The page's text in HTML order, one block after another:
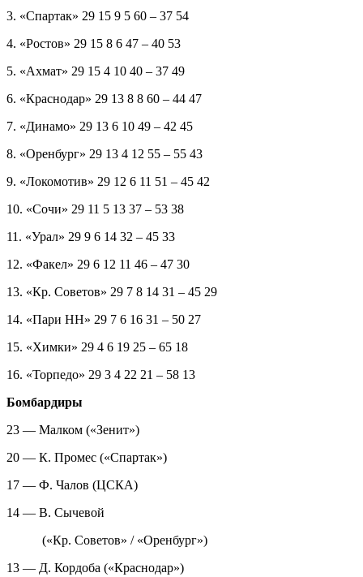
3. «Спартак» 29 15 9 5 60 – 37 54
4. «Ростов» 29 15 8 6 47 – 40 53
5. «Ахмат» 29 15 4 10 40 – 37 49
6. «Краснодар» 29 13 8 8 60 – 44 47
7. «Динамо» 29 13 6 10 49 – 42 45
8. «Оренбург» 29 13 4 12 55 – 55 43
9. «Локомотив» 29 12 6 11 51 – 45 42
10. «Сочи» 29 11 5 13 37 – 53 38
11. «Урал» 29 9 6 14 32 – 45 33
12. «Факел» 29 6 12 11 46 – 47 30
13. «Кр. Советов» 29 7 8 14 31 – 45 29
14. «Пари НН» 29 7 6 16 31 – 50 27
15. «Химки» 29 4 6 19 25 – 65 18
16. «Торпедо» 29 3 4 22 21 – 58 13
Бомбардиры
23 — Малком («Зенит»)
20 — К. Промес («Спартак»)
17 — Ф. Чалов (ЦСКА)
14 — В. Сычевой
(«Кр. Советов» / «Оренбург»)
13 — Д. Кордоба («Краснодар»)